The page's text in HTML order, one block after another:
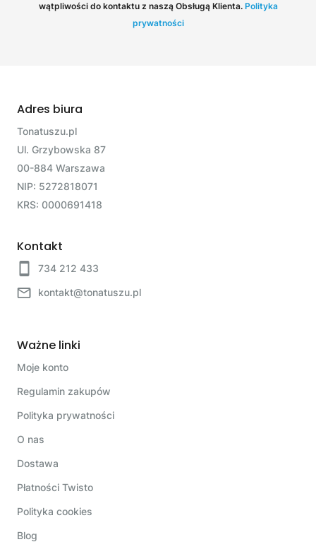
wątpliwości do kontaktu z naszą Obsługą Klienta. Polityka
prywatności
Adres biura
Tonatuszu.pl
Ul. Grzybowska 87
00-884 Warszawa
NIP: 5272818071
KRS: 0000691418
Kontakt
734 212 433
kontakt@tonatuszu.pl
Ważne linki
Moje konto
Regulamin zakupów
Polityka prywatności
O nas
Dostawa
Płatności Twisto
Polityka cookies
Blog